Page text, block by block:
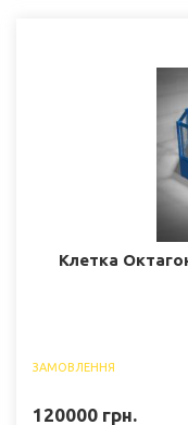
Клетка
ЗАМОВЛЕННЯ
120000 грн.